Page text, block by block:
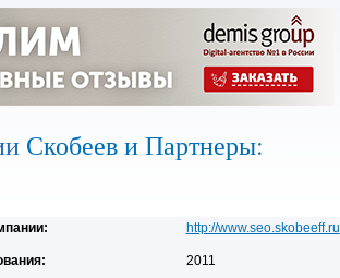
Скобеев и Партнеры:
http://www.seo.skobeeff.ru
2011